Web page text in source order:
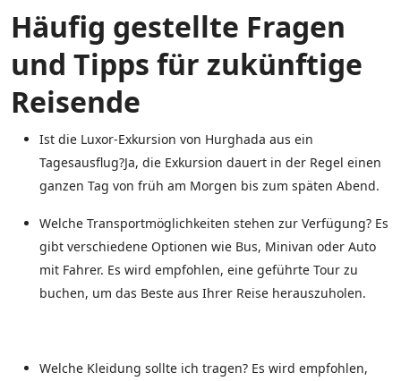
Häufig gestellte Fragen
und Tipps für zukünftige
Reisende
Ist die Luxor-Exkursion von Hurghada aus ein
Tagesausflug?Ja, die Exkursion dauert in der Regel einen
ganzen Tag von früh am Morgen bis zum späten Abend.
Welche Transportmöglichkeiten stehen zur Verfügung? Es
gibt verschiedene Optionen wie Bus, Minivan oder Auto
mit Fahrer. Es wird empfohlen, eine geführte Tour zu
buchen, um das Beste aus Ihrer Reise herauszuholen.
Welche Kleidung sollte ich tragen? Es wird empfohlen,